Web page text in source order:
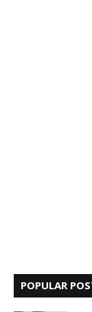
POPULAR